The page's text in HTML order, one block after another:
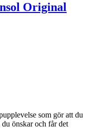
Original
som gör att du
önskar och får det